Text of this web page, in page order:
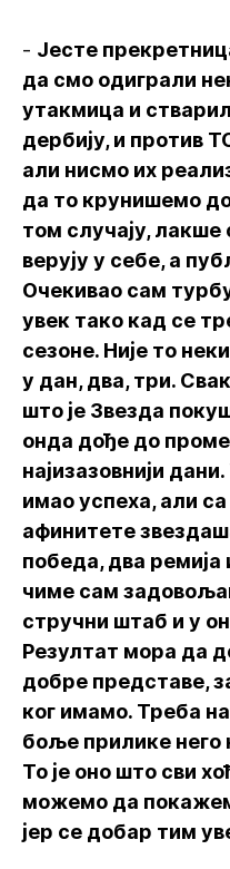
- Јесте
да смо одиграли
утакмица и
дербију, и против
али нисмо их
да то крунишемо
том случају, лакше
верују у себе, а
Очекивао сам
увек тако кад се
сезоне. Није то
у дан, два, три.
што је Звезда
онда дође до
најизазовнији
имао успеха, али
афинитете
победа, два ремија
чиме сам
стручни штаб и у
Резултат мора да
добре представе,
ког имамо. Треба
боље прилике него
То је оно што сви
можемо да
јер се добар тим